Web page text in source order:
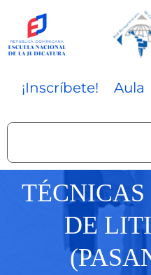
contenido
¡Inscríbete! Aula
Search
DE